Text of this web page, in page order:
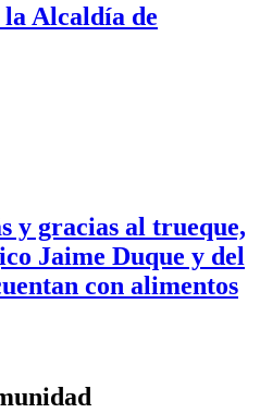
Alcaldía de
y gracias al trueque,
Jaime Duque y del
con alimentos